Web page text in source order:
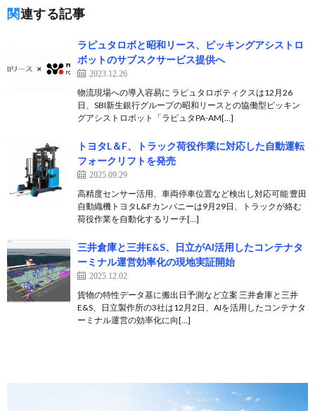
関連する記事
ラピュタロボと昭和リース、ピッキングアシストロ
ボットのサブスクサービス提供へ
2023.12.26
物流現場への導入容易に ラピュタロボティクスは12月26
日、SBI新生銀行グループの昭和リースとの協働型ピッキン
グアシストロボット「ラピュタPA-AM[…]
トヨタL＆F、トラック荷役作業に対応した自動運転
フォークリフトを発売
2025.09.29
高精度センサー活用、車両停車位置など検出し対応可能 豊田
自動織機トヨタL&Fカンパニーは9月29日、トラックが絡む
荷役作業を自動化するリーチ[…]
三井倉庫と三井E&S、日立がAI活用したコンテナタ
ーミナル運営効率化の現地実証開始
2025.12.02
貨物の特性データ基に搬出日予測など立案 三井倉庫と三井
E&S、日立製作所の3社は12月2日、AIを活用したコンテナタ
ーミナル運営の効率化に向[…]